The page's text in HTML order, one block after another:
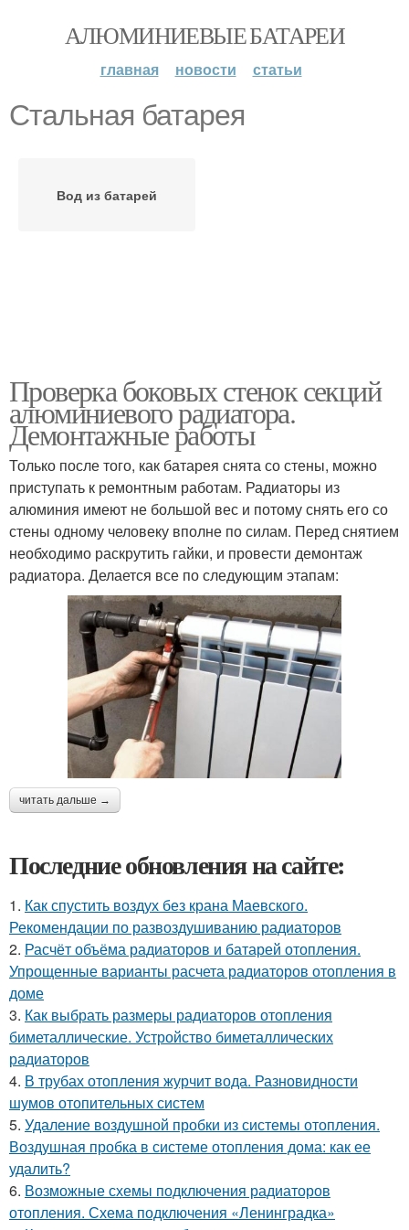
АЛЮМИНИЕВЫЕ БАТАРЕИ
главная новости статьи
Стальная батарея
Вод из батарей
Проверка боковых стенок секций
алюминиевого радиатора.
Демонтажные работы
Только после того, как батарея снята со стены, можно
приступать к ремонтным работам. Радиаторы из
алюминия имеют не большой вес и потому снять его со
стены одному человеку вполне по силам. Перед снятием
необходимо раскрутить гайки, и провести демонтаж
радиатора. Делается все по следующим этапам:
читать дальше →
Последние обновления на сайте:
1. Как спустить воздух без крана Маевского.
Рекомендации по развоздушиванию радиаторов
2. Расчёт объёма радиаторов и батарей отопления.
Упрощенные варианты расчета радиаторов отопления в
доме
3. Как выбрать размеры радиаторов отопления
биметаллические. Устройство биметаллических
радиаторов
4. В трубах отопления журчит вода. Разновидности
шумов отопительных систем
5. Удаление воздушной пробки из системы отопления.
Воздушная пробка в системе отопления дома: как ее
удалить?
6. Возможные схемы подключения радиаторов
отопления. Схема подключения «Ленинградка»